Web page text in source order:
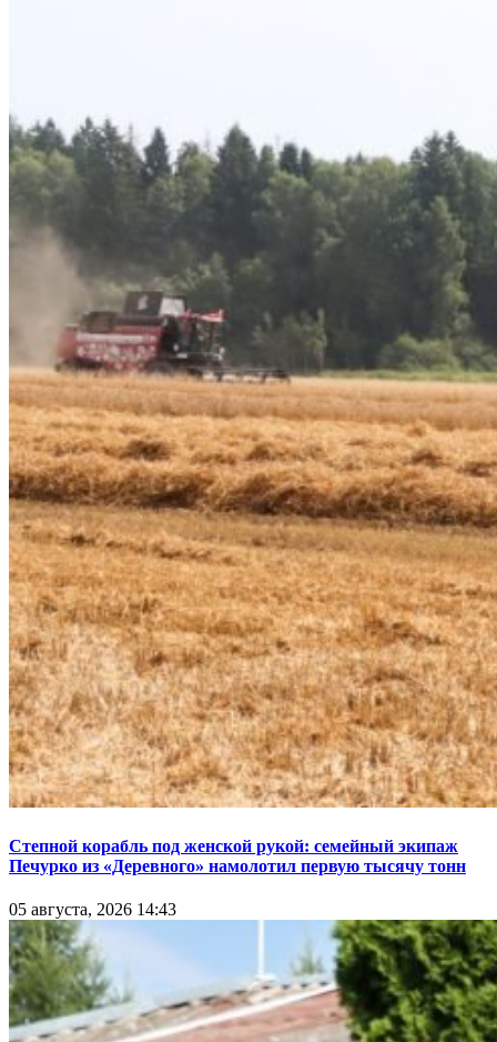
Степной корабль под женской рукой: семейный экипаж
Печурко из «Деревного» намолотил первую тысячу тонн
05 августа, 2026 14:43